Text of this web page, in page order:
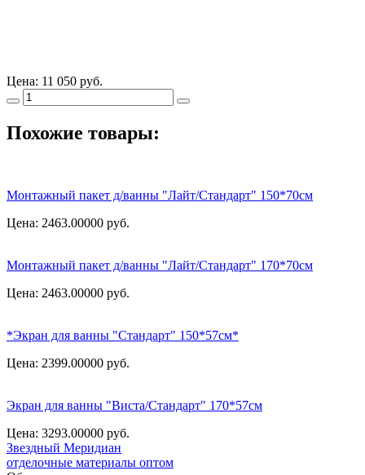
Цена: 11 050 руб.
Похожие товары:
Монтажный пакет д/ванны "Лайт/Стандарт" 150*70см
Цена: 2463.00000 руб.
Монтажный пакет д/ванны "Лайт/Стандарт" 170*70см
Цена: 2463.00000 руб.
*Экран для ванны "Стандарт" 150*57см*
Цена: 2399.00000 руб.
Экран для ванны "Виста/Стандарт" 170*57см
Цена: 3293.00000 руб.
Звездный Меридиан
отделочные материалы оптом